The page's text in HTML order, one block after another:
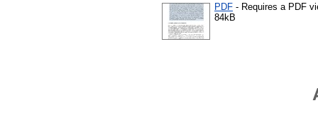
PDF - Requires a PDF
84kB